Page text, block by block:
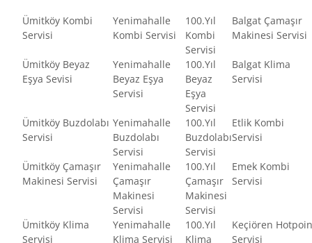
Ümitköy Kombi
Servisi
Yenimahalle
Kombi Servisi
100.Yıl
Kombi
Servisi
Balgat Çamaşır
Makinesi Servisi
Ümitköy Beyaz
Eşya Sevisi
Yenimahalle
Beyaz Eşya
Servisi
100.Yıl
Beyaz
Eşya
Servisi
Balgat Klima
Servisi
Ümitköy Buzdolabı
Servisi
Yenimahalle
Buzdolabı
Servisi
100.Yıl
Buzdolabı
Servisi
Etlik Kombi
Servisi
Ümitköy Çamaşır
Makinesi Servisi
Yenimahalle
Çamaşır
Makinesi
Servisi
100.Yıl
Çamaşır
Makinesi
Servisi
Emek Kombi
Servisi
Ümitköy Klima
Servisi
Yenimahalle
Klima Servisi
100.Yıl
Klima
Keçiören
Servisi